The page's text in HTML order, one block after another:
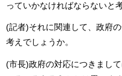
っていかなければならないと
(記者)それに関連して、政府
考えでしょうか。
(市長)政府の対応につきまし